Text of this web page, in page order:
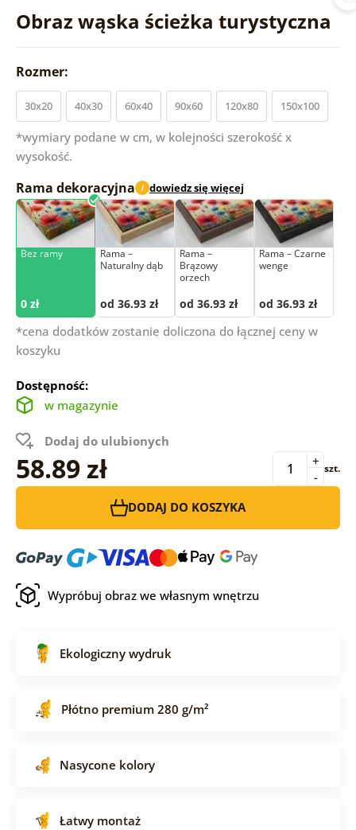
Obraz wąska ścieżka turystyczna
Rozmer:
30x20 40x30 60x40 90x60 120x80 150x100
*wymiary podane w cm, w kolejności szerokość x
wysokość.
Rama dekoracyjna i dowiedz się więcej
Bez ramy
0 zł
Rama –
Naturalny dąb
od 36.93 zł
Rama –
Brązowy
orzech
od 36.93 zł
Rama – Czarne
wenge
od 36.93 zł
*cena dodatków zostanie doliczona do łącznej ceny w
koszyku
Dostępność:
w magazynie
Dodaj do ulubionych
58.89 zł -
+ szt.
DODAJ DO KOSZYKA
Wypróbuj obraz we własnym wnętrzu
Ekologiczny wydruk
Płótno premium 280 g/m²
Nasycone kolory
Łatwy montaż